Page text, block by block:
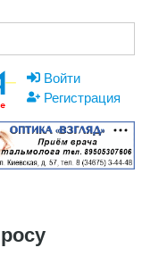
Войти
Регистрация